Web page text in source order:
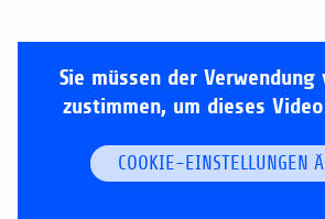
Sie müssen der Verwendung
zustimmen, um dieses
COOKIE-EINSTELLUNGEN